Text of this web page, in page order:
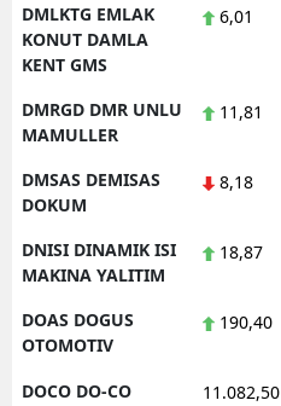
DMLKTG EMLAK
KONUT DAMLA
KENT GMS
6,01
DMRGD DMR UNLU
MAMULLER
11,81
DMSAS DEMISAS
DOKUM
8,18
DNISI DINAMIK ISI
MAKINA YALITIM
18,87
DOAS DOGUS
OTOMOTIV
190,40
DOCO DO-CO 11.082,50